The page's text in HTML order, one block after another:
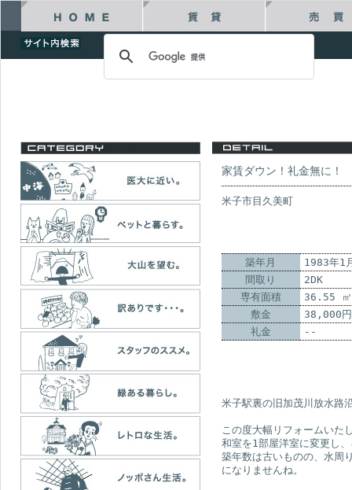
家賃ダウン！礼金無に！
米子市目久美町
築年月
1983年1
間取り
2DK
専有面積
36.55
敷金
38,000円
礼金
--
米子駅裏の旧加茂川放水路
この度大幅リフォームいた
和室を1部屋洋室に変更し
築年数は古いものの、水周
になりませんね。